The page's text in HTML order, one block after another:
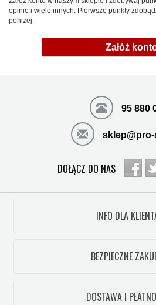
opinie i wiele innych. Pierwsze punkty
poniżej:
Załóż
95 880
sklep@pro-
DOŁĄCZ DO NAS
INFO DLA
BEZPIECZNE
DOSTAWA I